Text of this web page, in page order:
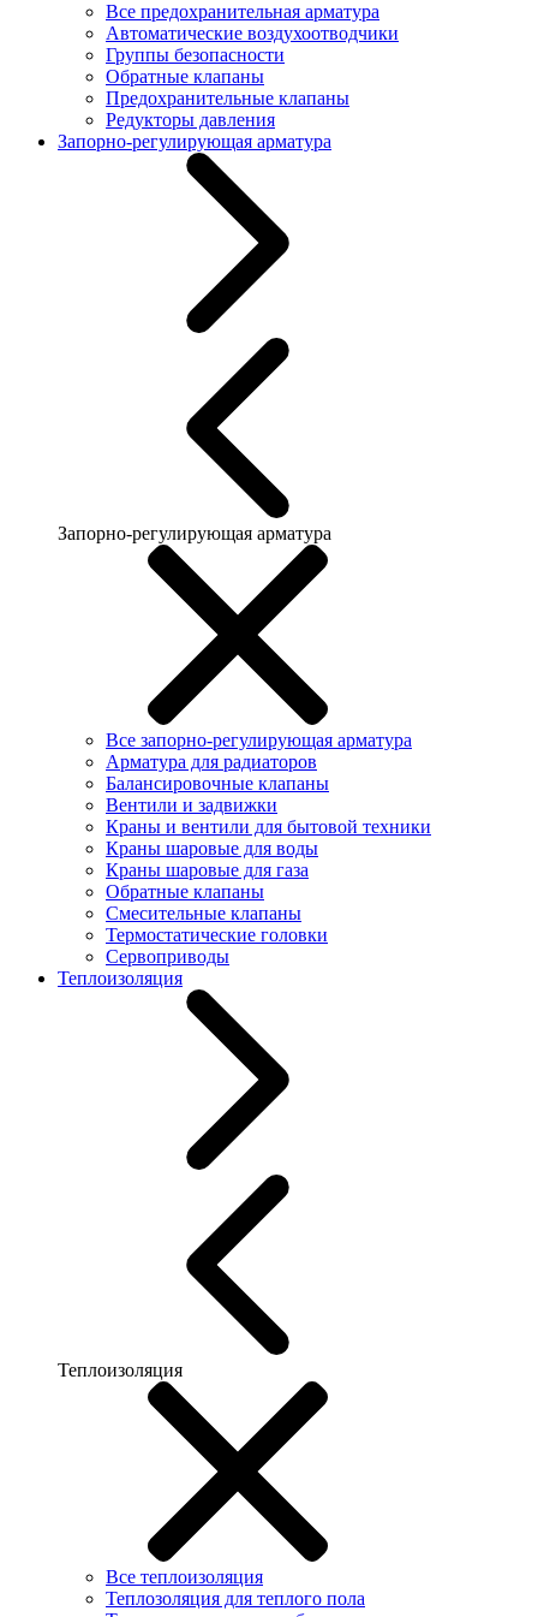
Все предохранительная арматура
Автоматические воздухоотводчики
Группы безопасности
Обратные клапаны
Предохранительные клапаны
Редукторы давления
Запорно-регулирующая арматура
Запорно-регулирующая арматура
Все запорно-регулирующая арматура
Арматура для радиаторов
Балансировочные клапаны
Вентили и задвижки
Краны и вентили для бытовой техники
Краны шаровые для воды
Краны шаровые для газа
Обратные клапаны
Смесительные клапаны
Термостатические головки
Сервоприводы
Теплоизоляция
Теплоизоляция
Все теплоизоляция
Теплозоляция для теплого пола